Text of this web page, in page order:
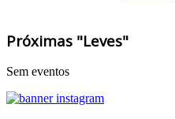
Próximas "Leves"
Sem eventos